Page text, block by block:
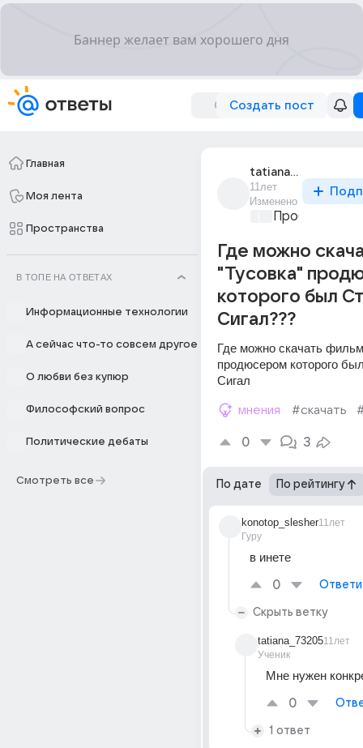
Создать пост
Главная
Моя лента
Пространства
В ТОПЕ НА ОТВЕТАХ
Информационные технологии
А сейчас что-то совсем другое
О любви без купюр
Философский вопрос
Политические дебаты
Смотреть все
tatiana_73205
11лет
Изменено
Проблемы с
Где можно
"Тусовка"
которого был
Сигал???
Где можно скачать
продюсером которого
Сигал
мнения #скачать
0 3
По дате По рейтингу
konotop_slesher
Гуру
11лет
в инете
0
Скрыть ветку
tatiana_73205
Ученик
11лет
Мне нужен
0
1 ответ